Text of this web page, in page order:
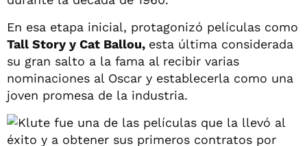
En esa etapa inicial, protagonizó películas como
Tall Story y Cat Ballou, esta última considerada
su gran salto a la fama al recibir varias
nominaciones al Oscar y establecerla como una
joven promesa de la industria.